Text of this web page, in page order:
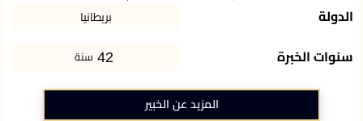
الدولة بريطانيا
سنوات الخبرة 42 سنة
المزيد عن الخبير